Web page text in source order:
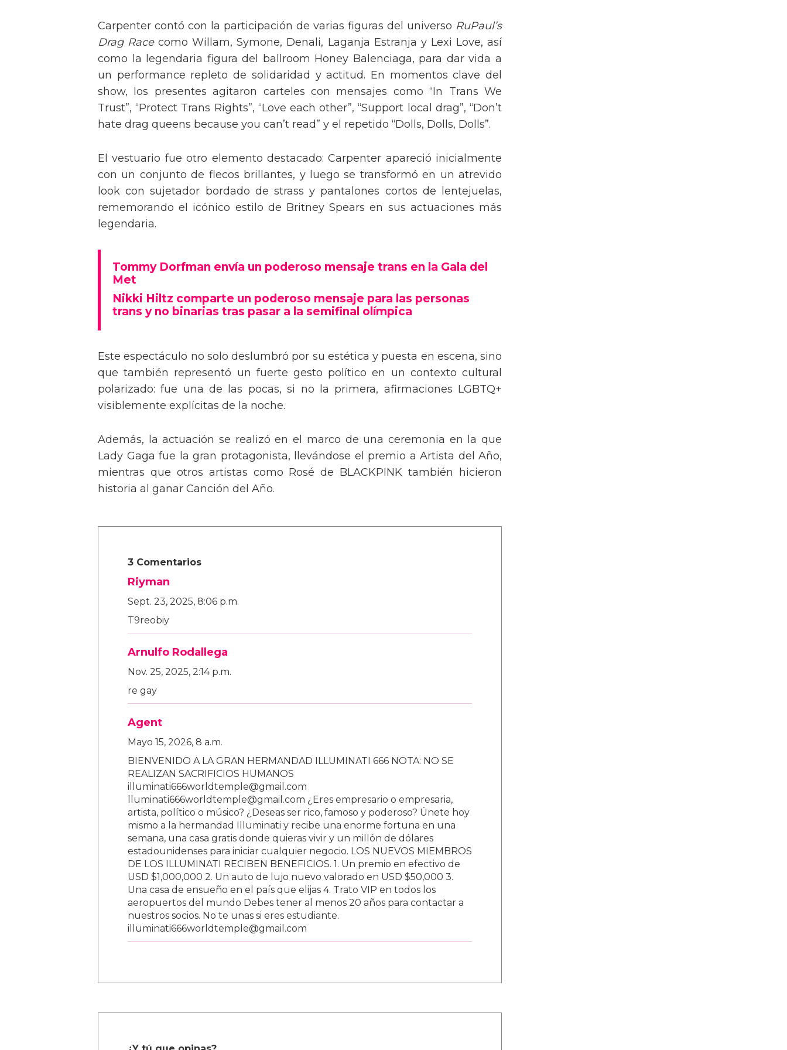
Carpenter contó con la participación de varias figuras del universo RuPaul’s
Drag Racecomo Willam, Symone, Denali, Laganja Estranja y Lexi Love, así
como la legendaria figura del ballroom Honey Balenciaga, para dar vida a
un performance repleto de solidaridad y actitud. En momentos clave del
show, los presentes agitaron carteles con mensajes como “In Trans We
Trust”, “Protect Trans Rights”, “Love each other”, “Support local drag”, “Don’t
hate drag queens because you can’t read” y el repetido “Dolls, Dolls, Dolls”.
El vestuario fue otro elemento destacado: Carpenter apareció inicialmente
con un conjunto de flecos brillantes, y luego se transformó en un atrevido
look con sujetador bordado de strass y pantalones cortos de lentejuelas,
rememorando el icónico estilo de Britney Spears en sus actuaciones más
legendaria.
Tommy Dorfman envía un poderoso mensaje trans en la Gala del
Met
Nikki Hiltz comparte un poderoso mensaje para las personas
trans y no binarias tras pasar a la semifinal olímpica
Este espectáculo no solo deslumbró por su estética y puesta en escena, sino
que también representó un fuerte gesto político en un contexto cultural
polarizado: fue una de las pocas, si no la primera, afirmaciones LGBTQ+
visiblemente explícitas de la noche.
Además, la actuación se realizó en el marco de una ceremonia en la que
Lady Gaga fue la gran protagonista, llevándose el premio a Artista del Año,
mientras que otros artistas como Rosé de BLACKPINK también hicieron
historia al ganar Canción del Año.
3 Comentarios
Riyman
Sept. 23, 2025, 8:06 p.m.
T9reobiy
Arnulfo Rodallega
Nov. 25, 2025, 2:14 p.m.
re gay
Agent
Mayo 15, 2026, 8 a.m.
BIENVENIDO A LA GRAN HERMANDAD ILLUMINATI 666 NOTA: NO SE
REALIZAN SACRIFICIOS HUMANOS
illuminati666worldtemple@gmail.com
lluminati666worldtemple@gmail.com ¿Eres empresario o empresaria,
artista, político o músico? ¿Deseas ser rico, famoso y poderoso? Únete hoy
mismo a la hermandad Illuminati y recibe una enorme fortuna en una
semana, una casa gratis donde quieras vivir y un millón de dólares
estadounidenses para iniciar cualquier negocio. LOS NUEVOS MIEMBROS
DE LOS ILLUMINATI RECIBEN BENEFICIOS. 1. Un premio en efectivo de
USD $1,000,000 2. Un auto de lujo nuevo valorado en USD $50,000 3.
Una casa de ensueño en el país que elijas 4. Trato VIP en todos los
aeropuertos del mundo Debes tener al menos 20 años para contactar a
nuestros socios. No te unas si eres estudiante.
illuminati666worldtemple@gmail.com